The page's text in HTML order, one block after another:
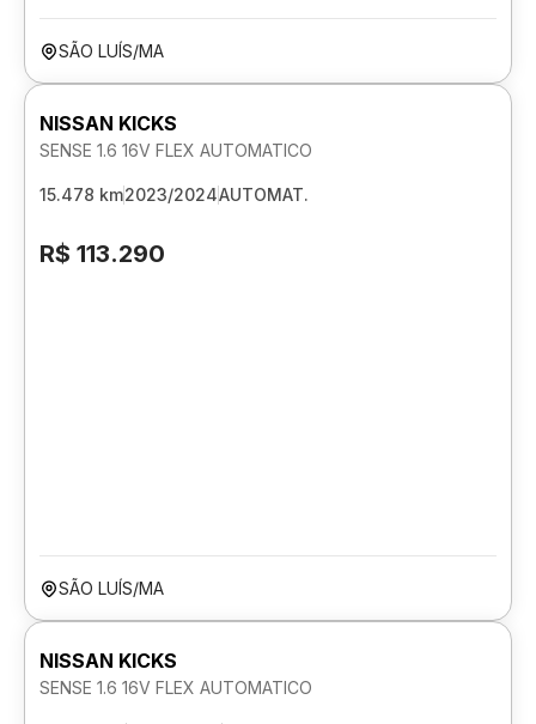
SÃO LUÍS/MA
NISSAN KICKS
SENSE 1.6 16V FLEX AUTOMATICO
15.478 km2023/2024AUTOMAT.
R$ 113.290
SÃO LUÍS/MA
NISSAN KICKS
SENSE 1.6 16V FLEX AUTOMATICO